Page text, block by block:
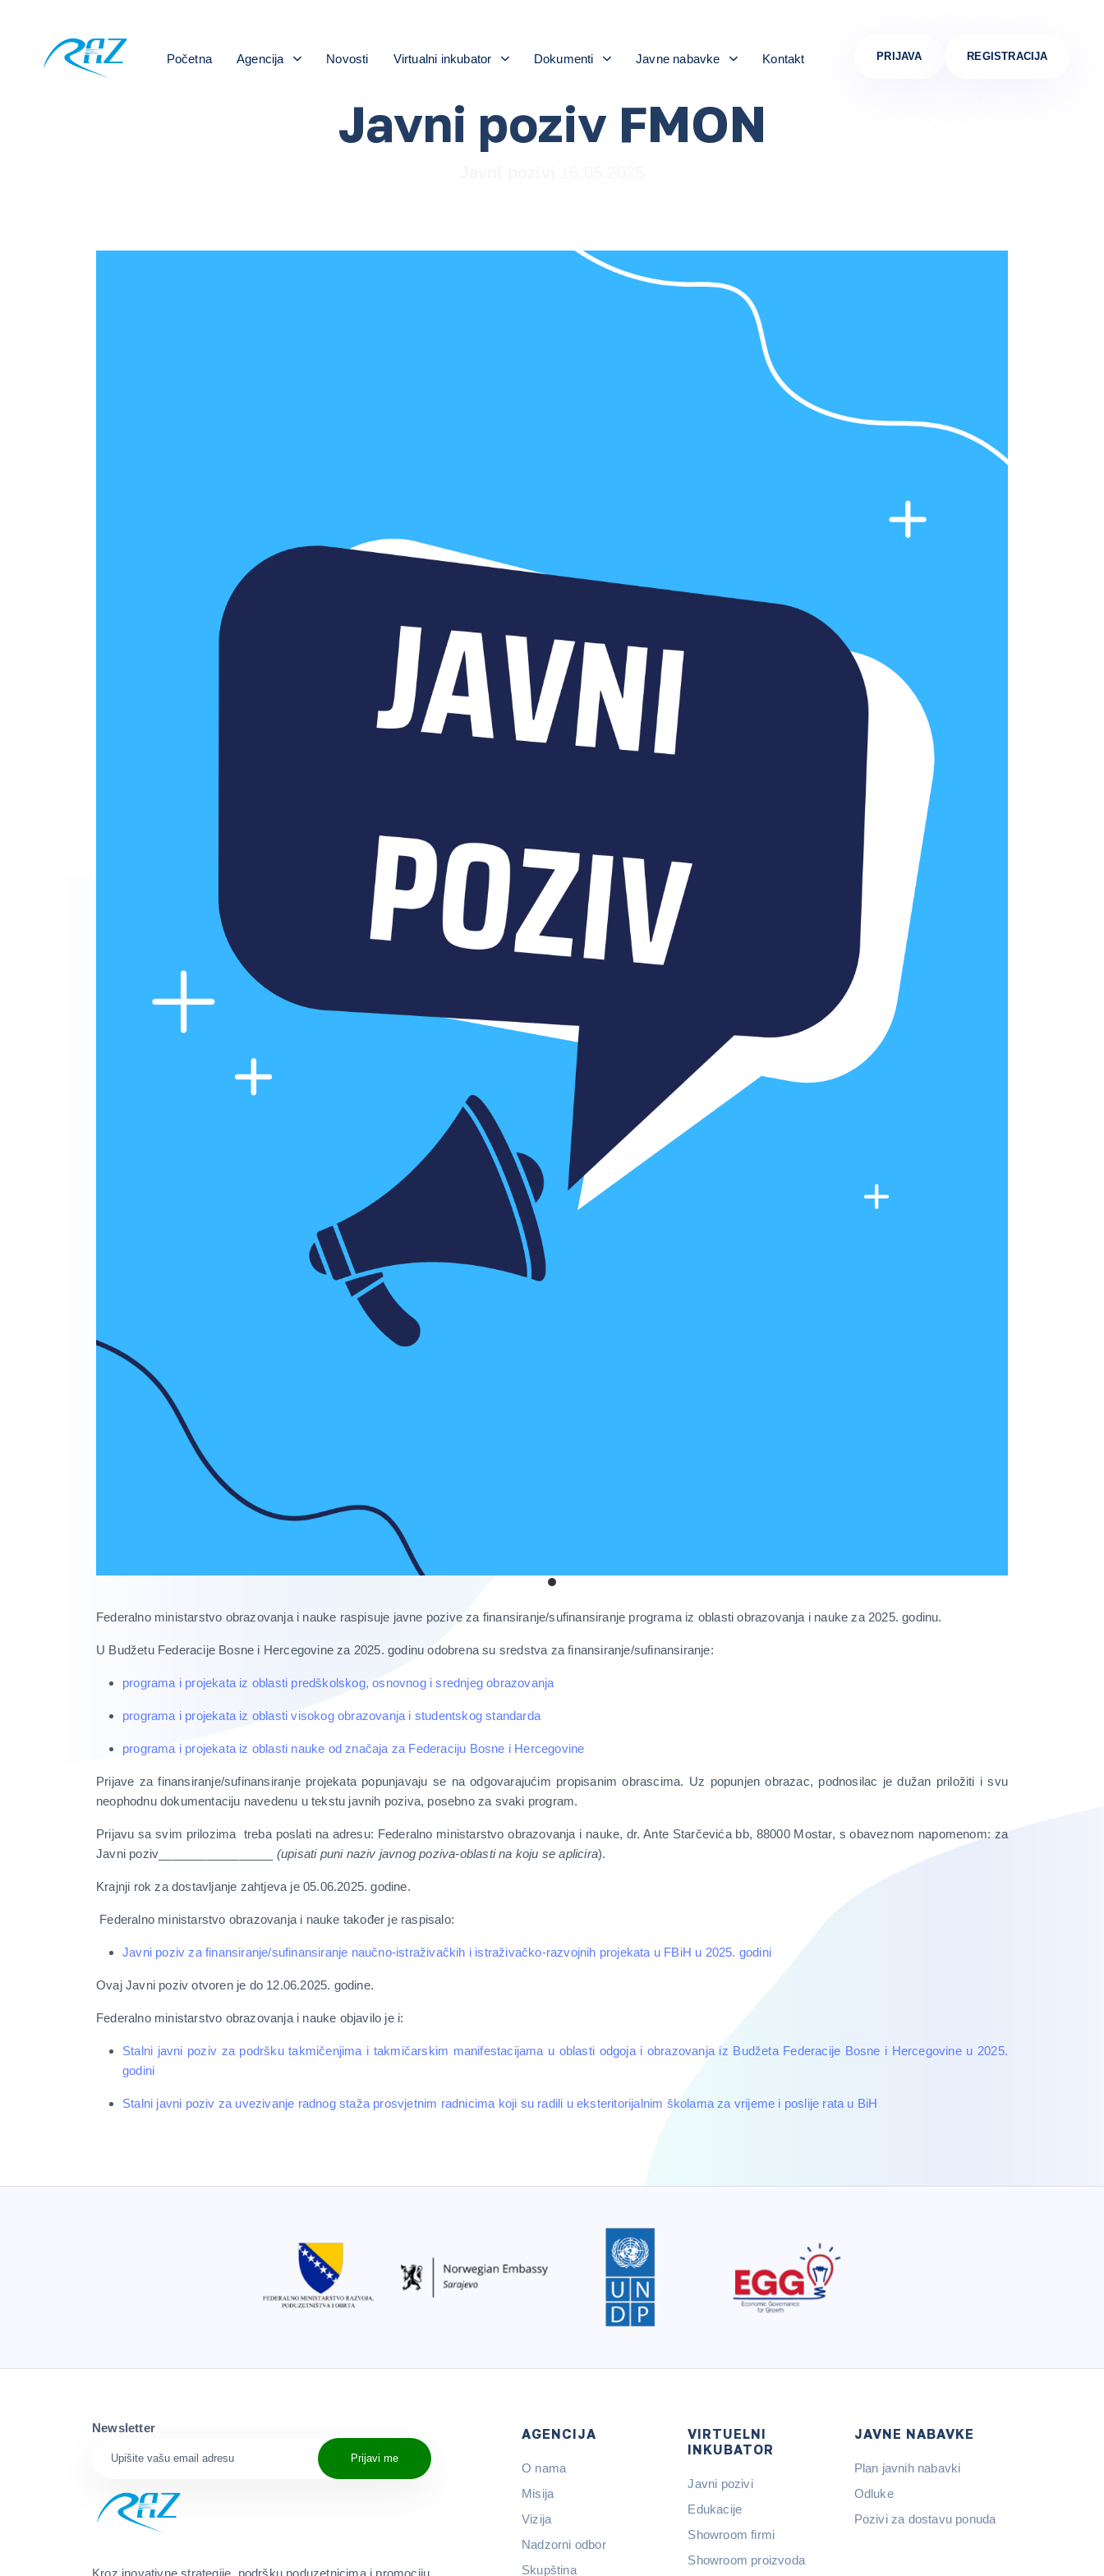
Početna Agencija Novosti Virtualni inkubator Dokumenti Javne nabavke Kontakt PRIJAVA REGISTRACIJA
Javni poziv FMON
Federalno ministarstvo obrazovanja i nauke raspisuje javne pozive za finansiranje/sufinansiranje programa iz oblasti obrazovanja i nauke za 2025. godinu.
U Budžetu Federacije Bosne i Hercegovine za 2025. godinu odobrena su sredstva za finansiranje/sufinansiranje:
programa i projekata iz oblasti predškolskog, osnovnog i srednjeg obrazovanja
programa i projekata iz oblasti visokog obrazovanja i studentskog standarda
programa i projekata iz oblasti nauke od značaja za Federaciju Bosne i Hercegovine
Prijave za finansiranje/sufinansiranje projekata popunjavaju se na odgovarajućim propisanim obrascima. Uz popunjen obrazac, podnosilac je dužan priložiti i svu
neophodnu dokumentaciju navedenu u tekstu javnih poziva, posebno za svaki program.
Prijavu sa svim prilozima treba poslati na adresu: Federalno ministarstvo obrazovanja i nauke, dr. Ante Starčevića bb, 88000 Mostar, s obaveznom napomenom: za
Javni poziv_________________ (upisati puni naziv javnog poziva-oblasti na koju se aplicira).
Krajnji rok za dostavljanje zahtjeva je 05.06.2025. godine.
Federalno ministarstvo obrazovanja i nauke također je raspisalo:
Javni poziv za finansiranje/sufinansiranje naučno-istraživačkih i istraživačko-razvojnih projekata u FBiH u 2025. godini
Ovaj Javni poziv otvoren je do 12.06.2025. godine.
Federalno ministarstvo obrazovanja i nauke objavilo je i:
Stalni javni poziv za podršku takmičenjima i takmičarskim manifestacijama u oblasti odgoja i obrazovanja iz Budžeta Federacije Bosne i Hercegovine u 2025.
godini
Stalni javni poziv za uvezivanje radnog staža prosvjetnim radnicima koji su radili u eksteritorijalnim školama za vrijeme i poslije rata u BiH
Newsletter
Prijavi me
Kroz inovativne strategije, podršku poduzetnicima i promociju
AGENCIJA
O nama
Misija
Vizija
Nadzorni odbor
Skupština
VIRTUELNI
INKUBATOR
Javni pozivi
Edukacije
Showroom firmi
Showroom proizvoda
JAVNE NABAVKE
Plan javnih nabavki
Odluke
Pozivi za dostavu ponuda